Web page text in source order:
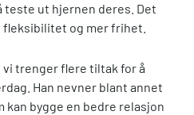
teste ut hjernen deres. Det
og mer frihet.
trenger flere tiltak for å
Han nevner blant annet
bygge en bedre relasjon